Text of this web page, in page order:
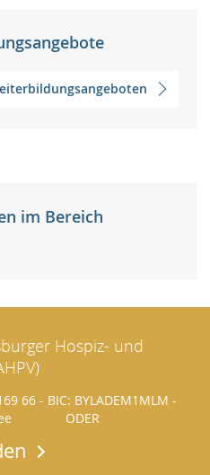
im Bereich
Hospiz- und
66 - BIC: BYLADEM1MLM -
ODER